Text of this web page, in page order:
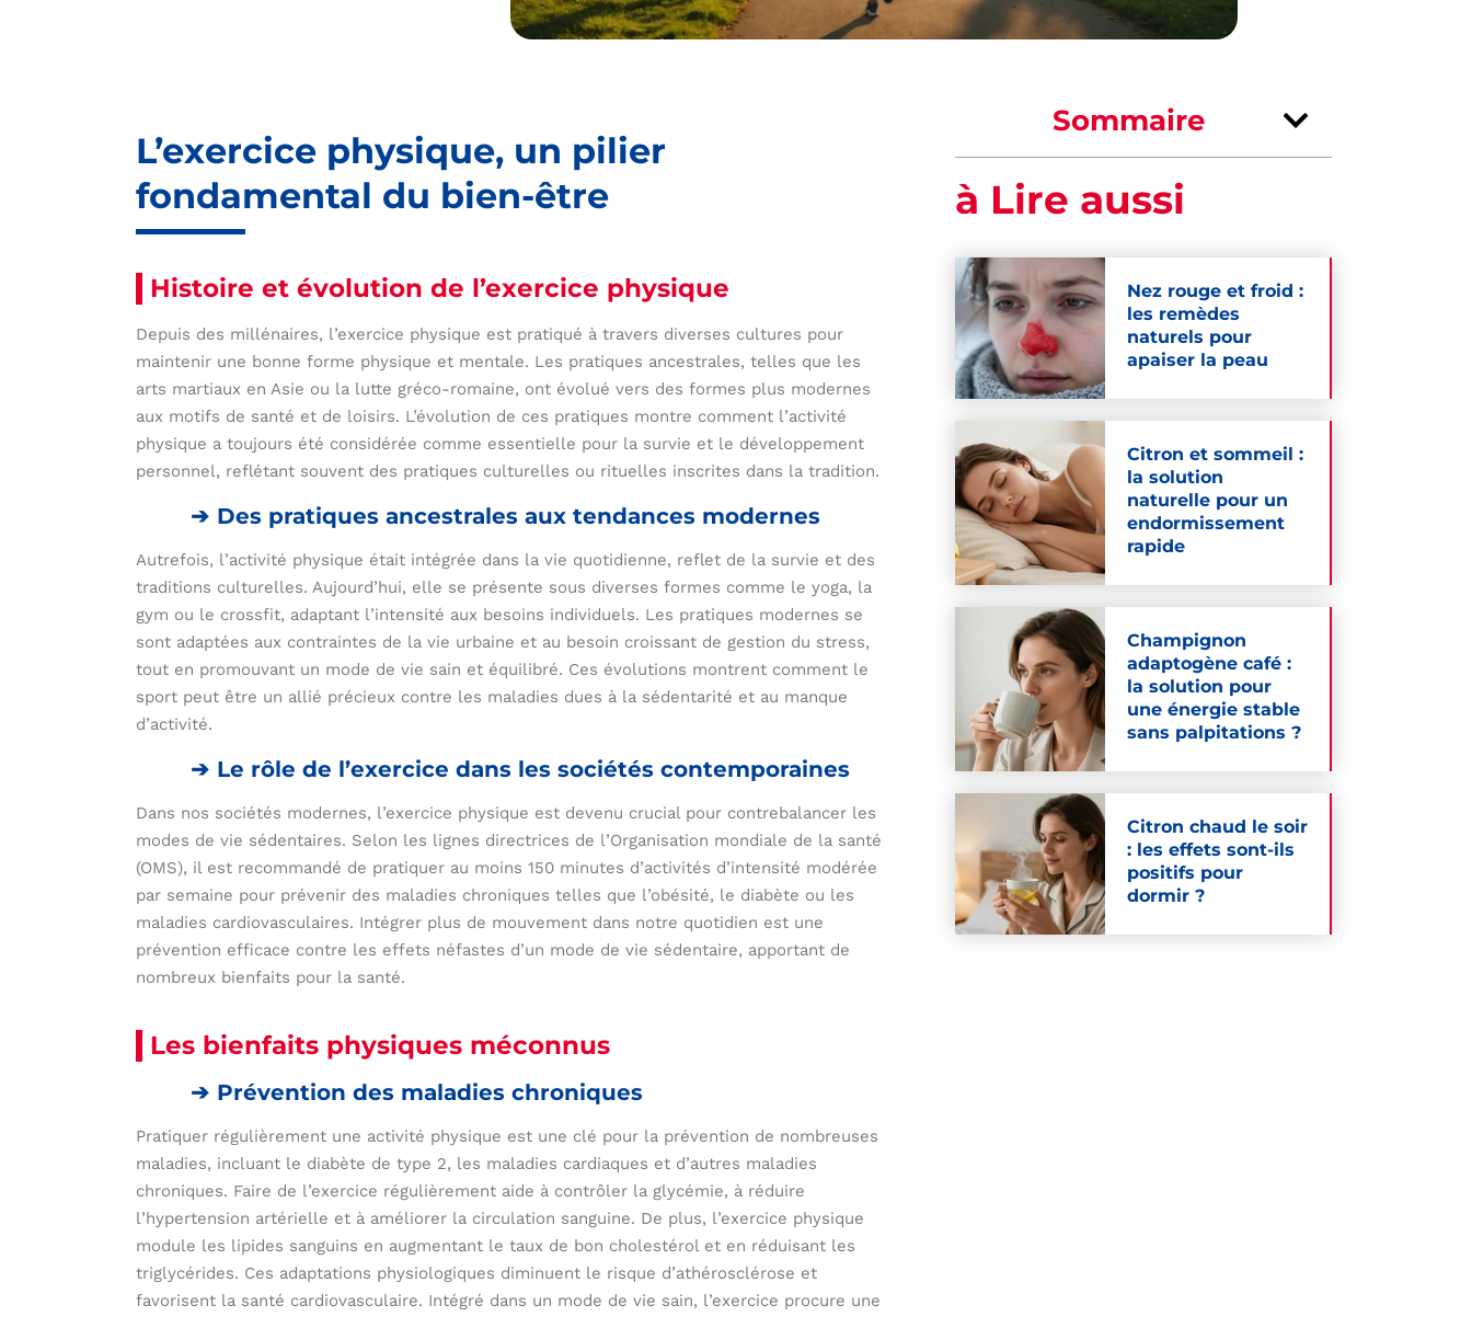
L’exercice physique, un pilier
fondamental du bien-être
Histoire et évolution de l’exercice physique
Depuis des millénaires, l’exercice physique est pratiqué à travers diverses cultures pour
maintenir une bonne forme physique et mentale. Les pratiques ancestrales, telles que les
arts martiaux en Asie ou la lutte gréco-romaine, ont évolué vers des formes plus modernes
aux motifs de santé et de loisirs. L’évolution de ces pratiques montre comment l’activité
physique a toujours été considérée comme essentielle pour la survie et le développement
personnel, reflétant souvent des pratiques culturelles ou rituelles inscrites dans la tradition.
Des pratiques ancestrales aux tendances modernes
Autrefois, l’activité physique était intégrée dans la vie quotidienne, reflet de la survie et des
traditions culturelles. Aujourd’hui, elle se présente sous diverses formes comme le yoga, la
gym ou le crossfit, adaptant l’intensité aux besoins individuels. Les pratiques modernes se
sont adaptées aux contraintes de la vie urbaine et au besoin croissant de gestion du stress,
tout en promouvant un mode de vie sain et équilibré. Ces évolutions montrent comment le
sport peut être un allié précieux contre les maladies dues à la sédentarité et au manque
d’activité.
Le rôle de l’exercice dans les sociétés contemporaines
Dans nos sociétés modernes, l’exercice physique est devenu crucial pour contrebalancer les
modes de vie sédentaires. Selon les lignes directrices de l’Organisation mondiale de la santé
(OMS), il est recommandé de pratiquer au moins 150 minutes d’activités d’intensité modérée
par semaine pour prévenir des maladies chroniques telles que l’obésité, le diabète ou les
maladies cardiovasculaires. Intégrer plus de mouvement dans notre quotidien est une
prévention efficace contre les effets néfastes d’un mode de vie sédentaire, apportant de
nombreux bienfaits pour la santé.
Les bienfaits physiques méconnus
Prévention des maladies chroniques
Pratiquer régulièrement une activité physique est une clé pour la prévention de nombreuses
maladies, incluant le diabète de type 2, les maladies cardiaques et d’autres maladies
chroniques. Faire de l’exercice régulièrement aide à contrôler la glycémie, à réduire
l’hypertension artérielle et à améliorer la circulation sanguine. De plus, l’exercice physique
module les lipides sanguins en augmentant le taux de bon cholestérol et en réduisant les
triglycérides. Ces adaptations physiologiques diminuent le risque d’athérosclérose et
favorisent la santé cardiovasculaire. Intégré dans un mode de vie sain, l’exercice procure une
Sommaire
à Lire aussi
Nez rouge et froid :
les remèdes
naturels pour
apaiser la peau
Citron et sommeil :
la solution
naturelle pour un
endormissement
rapide
Champignon
adaptogène café :
la solution pour
une énergie stable
sans palpitations ?
Citron chaud le soir
: les effets sont-ils
positifs pour
dormir ?